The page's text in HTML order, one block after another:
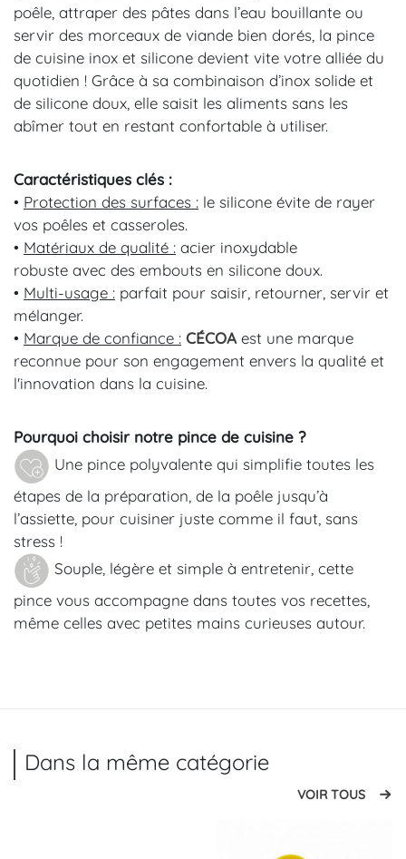
poêle, attraper des pâtes dans l’eau bouillante ou
servir des morceaux de viande bien dorés, la pince
de cuisine inox et silicone devient vite votre alliée du
quotidien ! Grâce à sa combinaison d’inox solide et
de silicone doux, elle saisit les aliments sans les
abîmer tout en restant confortable à utiliser.
Caractéristiques clés :
• Protection des surfaces : le silicone évite de rayer
vos poêles et casseroles.
• Matériaux de qualité : acier inoxydable
robuste avec des embouts en silicone doux.
• Multi-usage : parfait pour saisir, retourner, servir et
mélanger.
• Marque de confiance : CÉCOA est une marque
reconnue pour son engagement envers la qualité et
l'innovation dans la cuisine.
Pourquoi choisir notre pince de cuisine ?
Une pince polyvalente qui simplifie toutes les
étapes de la préparation, de la poêle jusqu’à
l’assiette, pour cuisiner juste comme il faut, sans
stress !
Souple, légère et simple à entretenir, cette
pince vous accompagne dans toutes vos recettes,
même celles avec petites mains curieuses autour.
Dans la même catégorie
VOIR TOUS